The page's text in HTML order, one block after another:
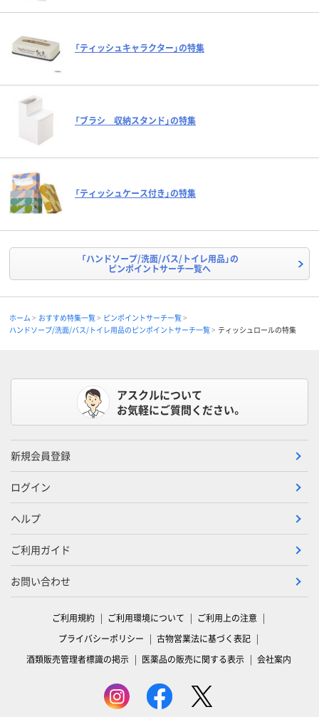
「ティッシュキャラクター」の特集
「ブラシ 収納スタンド」の特集
「ティッシュケース付き」の特集
「ハンドソープ/洗面/バス/トイレ用品」の
ピンポイントサーチ一覧へ
ホーム おすすめ特集一覧
ピンポイントサーチ一覧
ハンドソープ/洗面/バス/トイレ用品のピンポイントサーチ一覧
ティッシュロールの特集
アスクルについて
お気軽にご質問ください。
新規会員登録
ログイン
ヘルプ
ご利用ガイド
お問い合わせ
ご利用規約 ご利用環境について
ご利用上の注意
プライバシーポリシー
古物営業法に基づく表記
酒類販売管理者標識の掲示
医薬品の販売に関する表示 会社案内